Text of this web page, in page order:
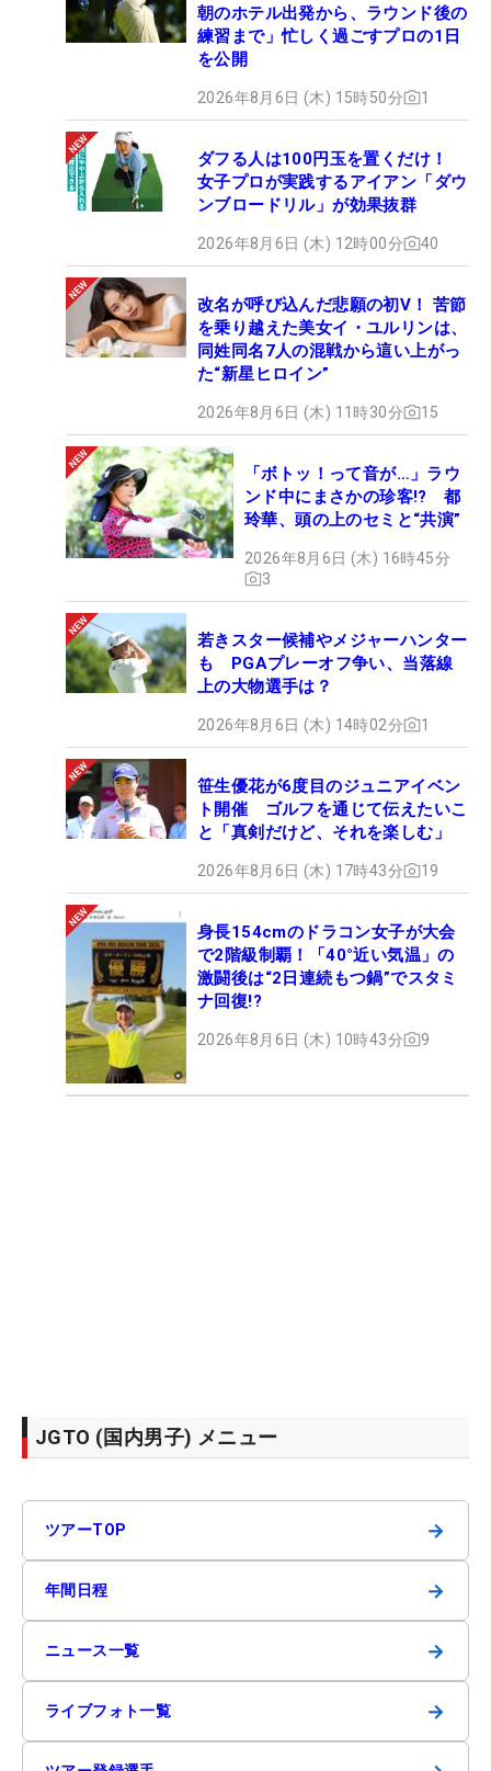
朝のホテル出発から、ラウンド後の
練習まで」忙しく過ごすプロの1日
を公開
2026年8月6日 (木) 15時50分 1
ダフる人は100円玉を置くだけ！
女子プロが実践するアイアン「ダウ
ンブロードリル」が効果抜群
2026年8月6日 (木) 12時00分 40
改名が呼び込んだ悲願の初V！ 苦節
を乗り越えた美女イ・ユルリンは、
同姓同名7人の混戦から這い上がっ
た“新星ヒロイン”
2026年8月6日 (木) 11時30分 15
「ボトッ！って音が…」ラウ
ンド中にまさかの珍客!? 都
玲華、頭の上のセミと“共演”
2026年8月6日 (木) 16時45分
3
若きスター候補やメジャーハンター
も PGAプレーオフ争い、当落線
上の大物選手は？
2026年8月6日 (木) 14時02分 1
笹生優花が6度目のジュニアイベン
ト開催 ゴルフを通じて伝えたいこ
と「真剣だけど、それを楽しむ」
2026年8月6日 (木) 17時43分 19
身長154cmのドラコン女子が大会
で2階級制覇！「40°近い気温」の
激闘後は“2日連続もつ鍋”でスタミ
ナ回復!?
2026年8月6日 (木) 10時43分 9
JGTO (国内男子) メニュー
ツアーTOP →
年間日程 →
ニュース一覧 →
ライブフォト一覧 →